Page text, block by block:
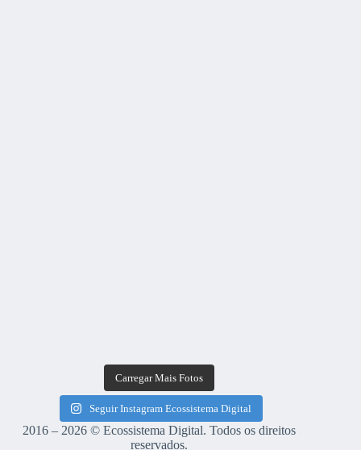
Carregar Mais Fotos
Seguir Instagram Ecossistema Digital
2016 – 2026 © Ecossistema Digital. Todos os direitos
reservados.